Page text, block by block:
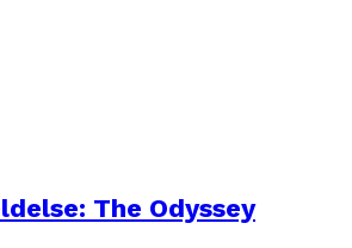
The Odyssey